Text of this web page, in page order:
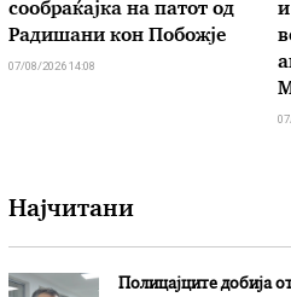
сообраќајка на патот од
Радишани кон Побожје
07/08/2026 14:08
Најчитани
Полицајците добија